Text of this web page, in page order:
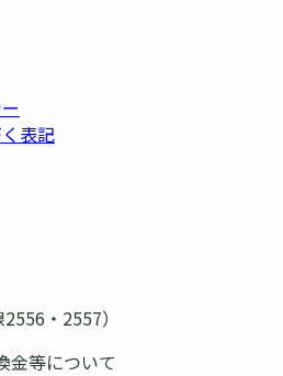
表記
2556・2557）
金等について